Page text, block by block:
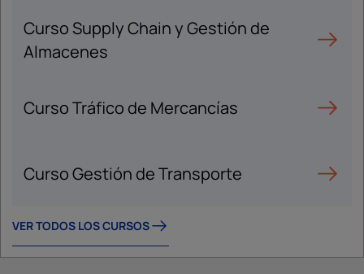
Curso Supply Chain y Gestión de
Almacenes
Curso Tráfico de Mercancías
Curso Gestión de Transporte
VER TODOS LOS CURSOS